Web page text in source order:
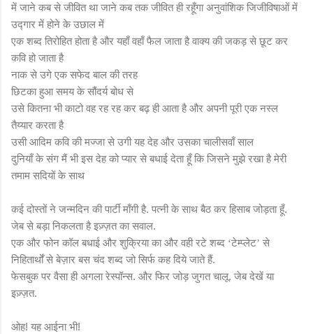
में जाने कब से जीवित था जाने कब तक जीवित ही रहूँगा अनुवांशिक जिजीविषाओं में
उद्गार में होने के उछाल में
एक शब्द तिरोहित होता है और यहाँ वहाँ फैल जाता है वाक्य की जकड़ से छूट कर
कवि हो जाता है
नाक से उगे एक सफेद बाल की तरह
छिटका हुआ समय के सौंदर्य बोध से
उसे कितना भी काटो वह रह रह कर बढ़ ही आता है और अपनी पूरी एक नस्ल
तैय्यार करता है
उसी आदिम कवि की मज्जा से उगी यह देह और उसका चालीसवाँ साल
दुनियाँ के संग मैं भी इस देह को प्यार से बधाई देता हूँ कि जिसने मुझे रखा है मेरी
तमाम सदियों के साथ
कई दोस्तों ने जन्मदिन की पार्टी माँगी है. पत्नी के साथ बैठ कर हिसाब जोड़ता हूँ.
जेब से बड़ा निकलता है इज़्ज़त का सवाल.
एक और फोन कॉल बधाई और शुक्रिया का और वही रटे शब्द ‘टेम्प्लेट’ से
निहितार्थों से बेज़ार बस चंद शब्द जो सिर्फ कह दिये जाते हैं.
फेसबुक पर वैसा ही अगला रेस्पॉन्स. और फिर जोड़ जुगत चालू. जेब देखें या
इज़्ज़त.
ओह! यह आईना भी!